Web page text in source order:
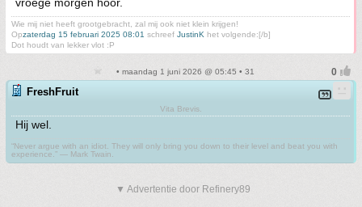
Wie mij niet heeft grootgebracht, zal mij ook niet klein krijgen!
Opzaterdag 15 februari 2025 08:01 schreef JustinK het volgende:[/b]
Dot houdt van lekker vlot :P
• maandag 1 juni 2026 @ 05:45 • 31
FreshFruit
Vita Brevis.
Hij wel.
“Never argue with an idiot. They will only bring you down to their level and beat you with
experience.” ― Mark Twain.
▼ Advertentie door Refinery89